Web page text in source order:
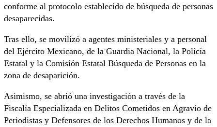
conforme al protocolo establecido de búsqueda de personas
desaparecidas.
Tras ello, se movilizó a agentes ministeriales y a personal
del Ejército Mexicano, de la Guardia Nacional, la Policía
Estatal y la Comisión Estatal Búsqueda de Personas en la
zona de desaparición.
Asimismo, se abrió una investigación a través de la
Fiscalía Especializada en Delitos Cometidos en Agravio de
Periodistas y Defensores de los Derechos Humanos y de la